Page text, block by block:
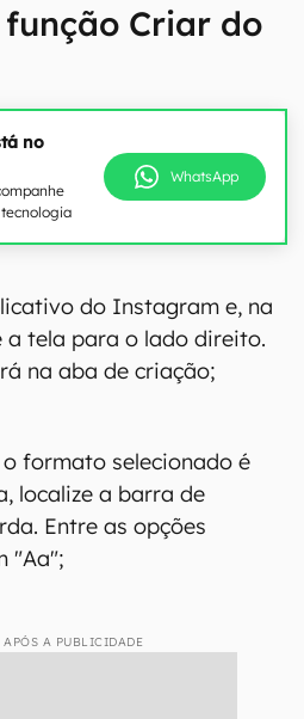
Criar do
no
WhatsApp
do Instagram e, na
a tela para o lado direito.
na aba de criação;
formato selecionado é
localize a barra de
Entre as opções
"Aa";
A PUBLICIDADE